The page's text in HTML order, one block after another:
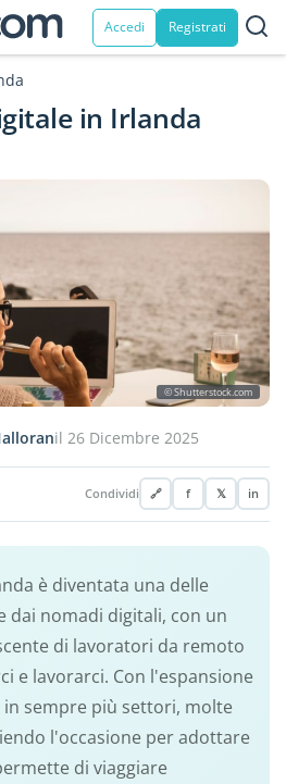
Accedi Registrati
in Irlanda
© Shutterstock.com
il 26 Dicembre 2025
Condividi 🔗 f 𝕏 in
è diventata una delle
dai nomadi digitali, con un
di lavoratori da remoto
e lavorarci. Con l'espansione
sempre più settori, molte
l'occasione per adottare
di viaggiare